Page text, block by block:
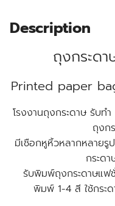
Description
ถุงกระดา
Printed paper
โรงงานถุงกระดาษ รับทํ
ถุงก
มีเชือกหูหิ้วหลากหลายรู
กระด
รับพิมพ์ถุงกระดาษแฟ
พิมพ์ 1-4 สี ใช้กระ